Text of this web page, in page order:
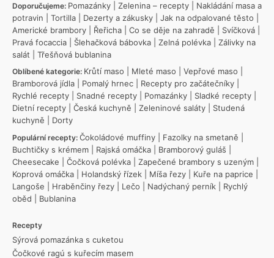
Doporučujeme: Pomazánky Zelenina – recepty
Nakládání masa a
potravin
Tortilla Dezerty a zákusky Jak na odpalované těsto
Americké brambory
Řeřicha Co se děje na zahradě Svíčková
Pravá focaccia
Šlehačková bábovka Zelná polévka
Zálivky na
salát
Třešňová bublanina
Oblíbené kategorie: Krůtí maso Mleté maso Vepřové maso
Bramborová jídla
Pomalý hrnec Recepty pro začátečníky
Rychlé recepty
Snadné recepty Pomazánky Sladké recepty
Dietní recepty
Česká kuchyně Zeleninové saláty
Studená
kuchyně
Dorty
Populární recepty: Čokoládové muffiny Fazolky na smetaně
Buchtičky s krémem
Rajská omáčka Bramborový guláš
Cheesecake
Čočková polévka Zapečené brambory s uzeným
Koprová omáčka
Holandský řízek Míša řezy Kuře na paprice
Langoše
Hraběnčiny řezy Lečo Nadýchaný perník
Rychlý
oběd
Bublanina
Recepty
Sýrová pomazánka s cuketou
Čočkové ragú s kuřecím masem